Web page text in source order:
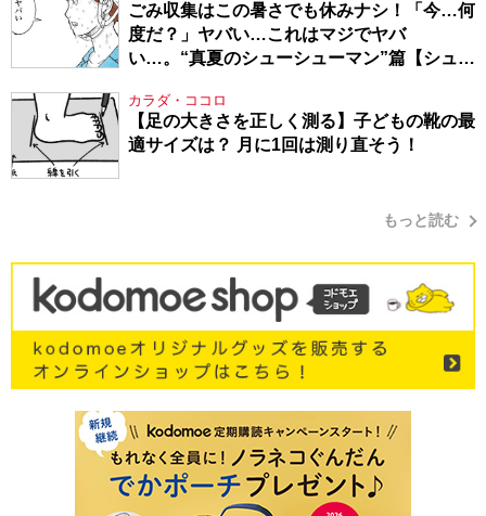
ごみ収集はこの暑さでも休みナシ！「今…何
度だ？」ヤバい…これはマジでヤバ
い…。“真夏のシューシューマン”篇【シュー
カラダ・ココロ
【足の大きさを正しく測る】子どもの靴の最
適サイズは？ 月に1回は測り直そう！
もっと読む